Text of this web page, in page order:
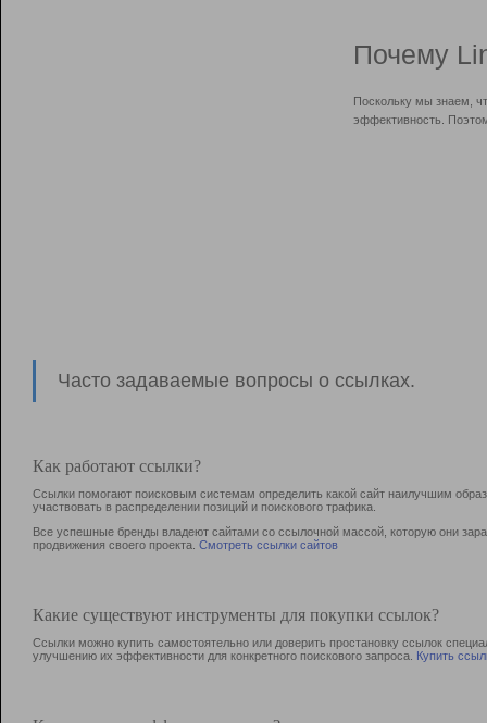
Почему
Поскольку мы знаем,
эффективность.
Часто задаваемые вопросы о ссылках.
Как работают ссылки?
Ссылки помогают поисковым системам определить какой сайт наилучшим
участвовать в раcпределении позиций и поискового трафика.
Все успешные бренды владеют сайтами со ссылочной массой, которую они
продвижения своего проекта. Смотреть ссылки сайтов
Какие существуют инструменты для покупки ссылок?
Ссылки можно купить самостоятельно или доверить простановку ссылок
улучшению их эффективности для конкретного поискового запроса. Купить